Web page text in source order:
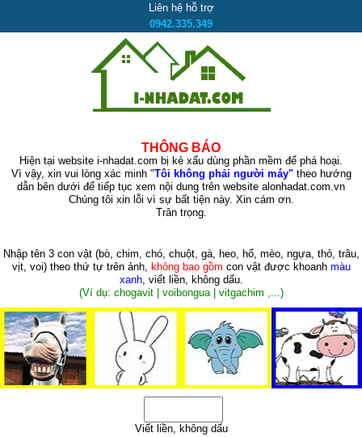
Liên hệ hỗ trợ
0942.335.349
THÔNG BÁO
Hiện tại website i-nhadat.com bị kẻ xấu dùng phần mềm để phá hoại.
Vì vậy, xin vui lòng xác minh "Tôi không phải người máy"theo hướng
dẫn bên dưới để tiếp tục xem nội dung trên website alonhadat.com.vn
Chúng tôi xin lỗi vì sự bất tiện này. Xin cám ơn.
Trân trọng.
Nhập tên 3 con vật (bò, chim, chó, chuột, gà, heo, hổ, mèo, ngựa, thỏ, trâu,
vịt, voi)theo thứ tự trên ảnh, không bao gồm con vật được khoanh màu
xanh, viết liền, không dấu.
(Ví dụ: chogavit | voibongua | vitgachim ,...)
Viết liền, không dấu